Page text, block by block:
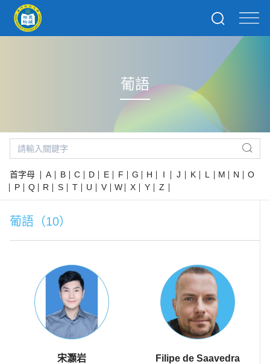
葡語
首字母 A B C D E F G H I J K L M N
O
P
Q R S T U V W X Y Z
葡語（10）
宋灝岩 Filipe de Saavedra